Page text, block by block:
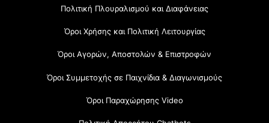
Πολιτική Πλουραλισμού και Διαφάνειας
Όροι Χρήσης και Πολιτική Λειτουργίας
Όροι Αγορών, Αποστολών & Επιστροφών
Όροι Συμμετοχής σε Παιχνίδια & Διαγωνισμούς
Όροι Παραχώρησης Video